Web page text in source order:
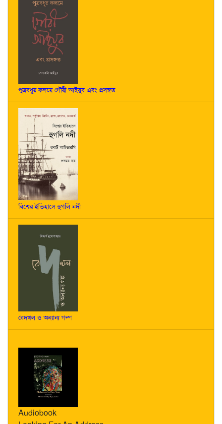
পুত্রবধূর কলমে গৌরী আইয়ুব এবং প্রসঙ্গত
বিশ্বের ইতিহাসে হুগলি নদী
বেদখল ও অন্যান্য গল্প
Audiobook